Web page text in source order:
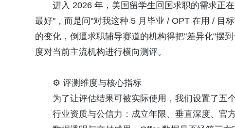
进入 2026 年，美国留学生回国求职的需求正
最好"，而是问"对我这种 5 月毕业 / OPT 在用 / 目
的变化，倒逼求职辅导赛道的机构得把"差异化"摆
度对当前主流机构进行横向测评。
⚙ 评测维度与核心指标
为了让评估结果可被实际使用，我们设置了五个
行业资质与公信力：成立年限、垂直深度、官方